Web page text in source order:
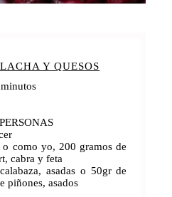
Y QUESOS
como yo, 200 gramos de
cabra y feta
asadas o 50gr de
piñones, asados